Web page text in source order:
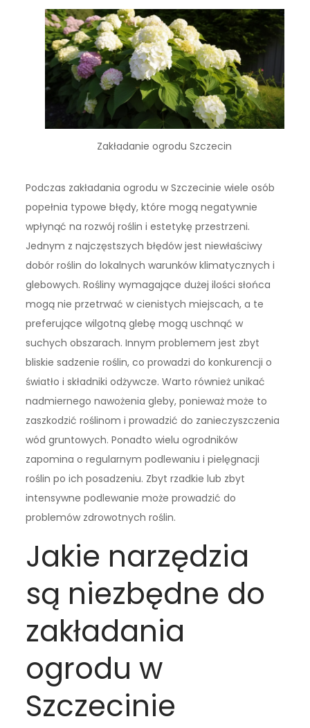
Zakładanie ogrodu Szczecin
Podczas zakładania ogrodu w Szczecinie wiele osób
popełnia typowe błędy, które mogą negatywnie
wpłynąć na rozwój roślin i estetykę przestrzeni.
Jednym z najczęstszych błędów jest niewłaściwy
dobór roślin do lokalnych warunków klimatycznych i
glebowych. Rośliny wymagające dużej ilości słońca
mogą nie przetrwać w cienistych miejscach, a te
preferujące wilgotną glebę mogą uschnąć w
suchych obszarach. Innym problemem jest zbyt
bliskie sadzenie roślin, co prowadzi do konkurencji o
światło i składniki odżywcze. Warto również unikać
nadmiernego nawożenia gleby, ponieważ może to
zaszkodzić roślinom i prowadzić do zanieczyszczenia
wód gruntowych. Ponadto wielu ogrodników
zapomina o regularnym podlewaniu i pielęgnacji
roślin po ich posadzeniu. Zbyt rzadkie lub zbyt
intensywne podlewanie może prowadzić do
problemów zdrowotnych roślin.
Jakie narzędzia
są niezbędne do
zakładania
ogrodu w
Szczecinie